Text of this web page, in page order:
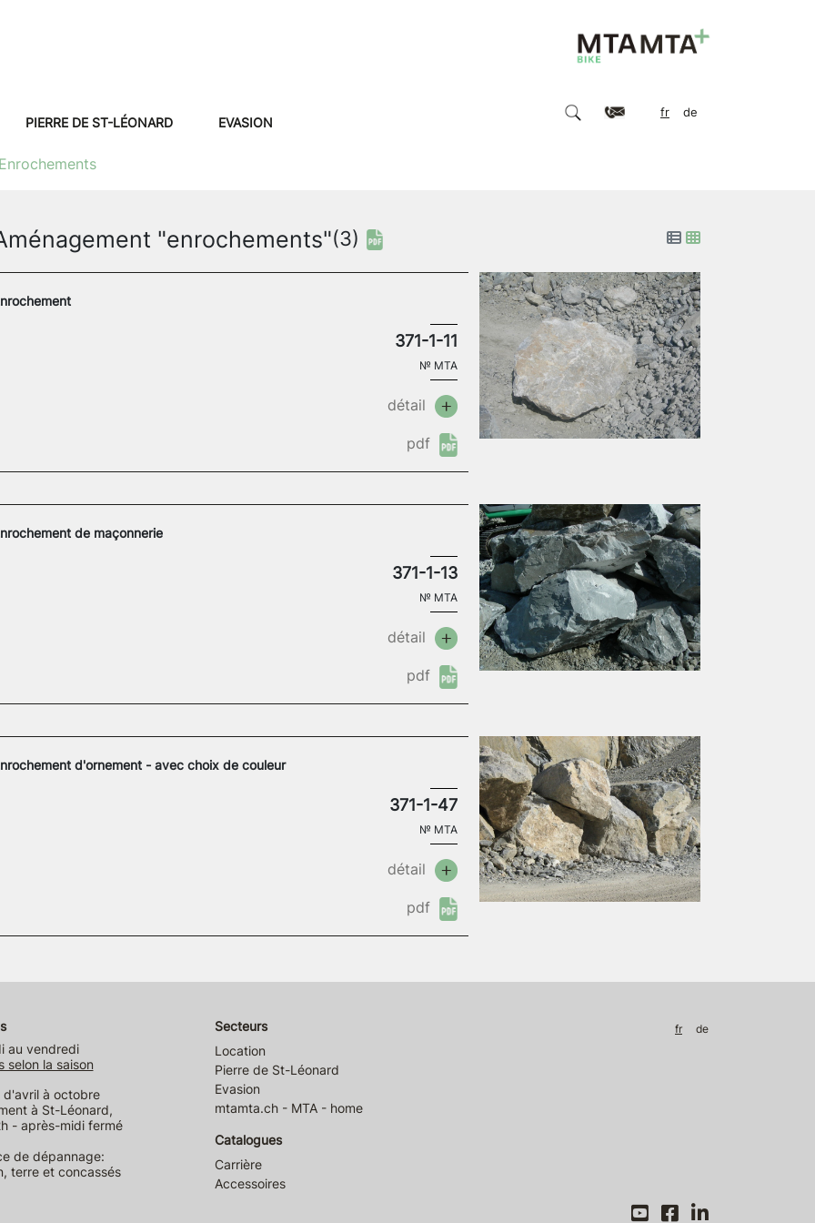
PIERRE DE ST-LÉONARD EVASION
fr de
"enrochements"(3)
371-1-11
№ MTA
détail
pdf
de maçonnerie
371-1-13
№ MTA
détail
pdf
d'ornement - avec choix de couleur
371-1-47
№ MTA
détail
pdf
au vendredi
selon la saison
d'avril à octobre
à St-Léonard,
- après-midi fermé
de dépannage:
terre et concassés
Secteurs
Location
Pierre de St-Léonard
Evasion
mtamta.ch - MTA - home
Catalogues
Carrière
Accessoires
fr de